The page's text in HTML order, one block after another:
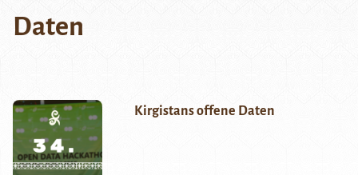
Daten
Kirgistans offene Daten